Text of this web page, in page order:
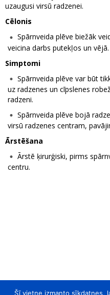
uzaugusi virsū radzenei.
Cēlonis
Spārnveida plēve biežāk
veicina darbs putekļos un vējā.
Simptomi
Spārnveida plēve var būt
uz radzenes un cīpslenes
radzeni.
Spārnveida plēve bojā
virsū radzenes centram,
Ārstēšana
Ārstē ķirurģiski, pirms
centru.
Šī vietne izmanto sīkdatnes,